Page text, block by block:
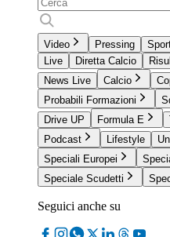
Video Pressing
Live
Diretta Calcio
News Live
Calcio
Probabili Formazioni
Drive UP
Formula E
Podcast
Lifestyle
Speciali Europei
Speciale Scudetti
Seguici anche su